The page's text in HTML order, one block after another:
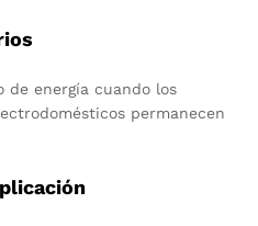
de energía cuando los
permanecen